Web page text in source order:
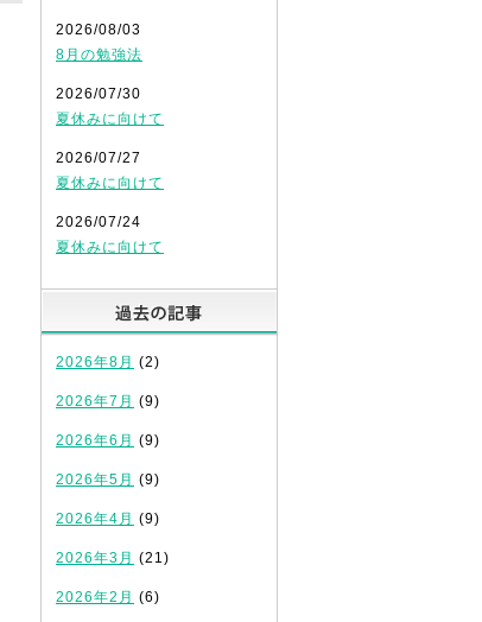
2026/08/03
8月の勉強法
2026/07/30
夏休みに向けて
2026/07/27
夏休みに向けて
2026/07/24
夏休みに向けて
2026年8月 (2)
2026年7月 (9)
2026年6月 (9)
2026年5月 (9)
2026年4月 (9)
2026年3月 (21)
2026年2月 (6)